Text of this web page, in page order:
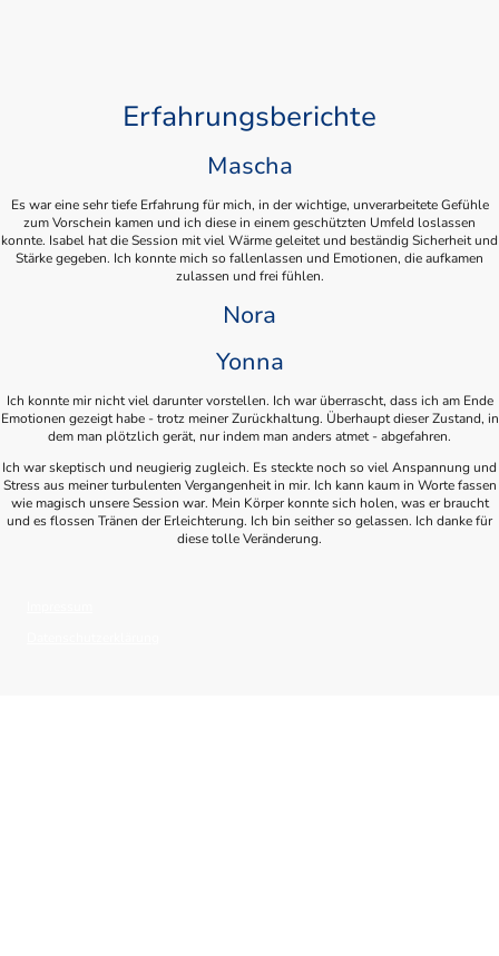
Erfahrungsberichte
Mascha
Es war eine sehr tiefe Erfahrung für mich, in der wichtige, unverarbeitete Gefühle
zum Vorschein kamen und ich diese in einem geschützten Umfeld loslassen
konnte. Isabel hat die Session mit viel Wärme geleitet und beständig Sicherheit und
Stärke gegeben. Ich konnte mich so fallenlassen und Emotionen, die aufkamen
zulassen und frei fühlen.
Nora
Yonna
Ich konnte mir nicht viel darunter vorstellen. Ich war überrascht, dass ich am Ende
Emotionen gezeigt habe - trotz meiner Zurückhaltung. Überhaupt dieser Zustand, in
dem man plötzlich gerät, nur indem man anders atmet - abgefahren.
Ich war skeptisch und neugierig zugleich. Es steckte noch so viel Anspannung und
Stress aus meiner turbulenten Vergangenheit in mir. Ich kann kaum in Worte fassen
wie magisch unsere Session war. Mein Körper konnte sich holen, was er braucht
und es flossen Tränen der Erleichterung. Ich bin seither so gelassen. Ich danke für
diese tolle Veränderung.